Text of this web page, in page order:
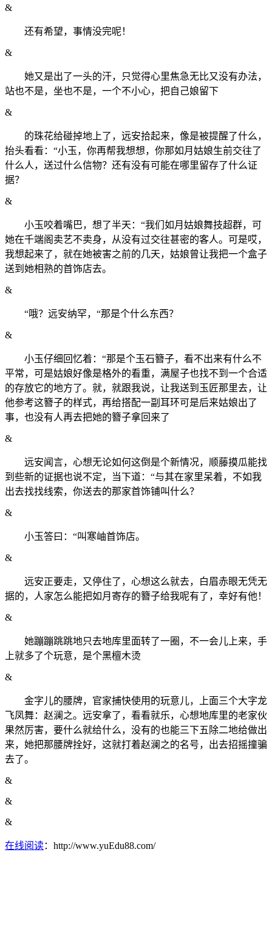
&
还有希望，事情没完呢！
&
她又是出了一头的汗，只觉得心里焦急无比又没有办法，
站也不是，坐也不是，一个不小心，把自己娘留下
&
的珠花给碰掉地上了，远安拾起来，像是被提醒了什么，
抬头看看：“小玉，你再帮我想想，你那如月姑娘生前交往了
什么人，送过什么信物？还有没有可能在哪里留存了什么证
据？
&
小玉咬着嘴巴，想了半天：“我们如月姑娘舞技超群，可
她在千端阁卖艺不卖身，从没有过交往甚密的客人。可是哎，
我想起来了，就在她被害之前的几天，姑娘曾让我把一个盒子
送到她相熟的首饰店去。
&
“哦？远安纳罕，“那是个什么东西？
&
小玉仔细回忆着：“那是个玉石簪子，看不出来有什么不
平常，可是姑娘好像是格外的看重，满屋子也找不到一个合适
的存放它的地方了。就，就跟我说，让我送到玉匠那里去，让
他参考这簪子的样式，再给搭配一副耳环可是后来姑娘出了
事，也没有人再去把她的簪子拿回来了
&
远安闻言，心想无论如何这倒是个新情况，顺藤摸瓜能找
到些新的证据也说不定，当下道：“与其在家里呆着，不如我
出去找找线索，你送去的那家首饰铺叫什么？
&
小玉答曰：“叫寒岫首饰店。
&
远安正要走，又停住了，心想这么就去，白眉赤眼无凭无
据的，人家怎么能把如月寄存的簪子给我呢有了，幸好有他！
&
她蹦蹦跳跳地只去地库里面转了一圈，不一会儿上来，手
上就多了个玩意，是个黑檀木烫
&
金字儿的腰牌，官家捕快使用的玩意儿，上面三个大字龙
飞凤舞：赵澜之。远安拿了，看看就乐，心想地库里的老家伙
果然厉害，要什么就给什么，没有的也能三下五除二地给做出
来，她把那腰牌拴好，这就打着赵澜之的名号，出去招摇撞骗
去了。
&
&
&
在线阅读：http://www.yuEdu88.com/